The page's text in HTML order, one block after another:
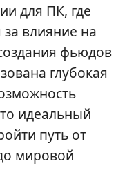
для ПК, где
за влияние на
фьюдов
глубокая
идеальный
путь от
мировой